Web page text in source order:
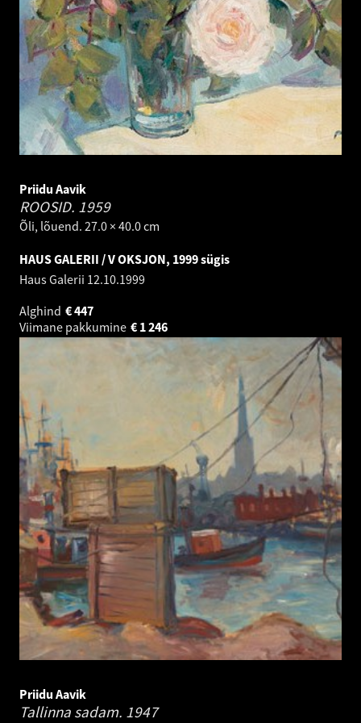
Priidu Aavik
ROOSID. 1959
Õli, lõuend. 27.0 × 40.0 cm
HAUS GALERII / V OKSJON, 1999 sügis
Haus Galerii 12.10.1999
Alghind
447
€
Viimane pakkumine
1 246
€
Priidu Aavik
Tallinna sadam. 1947